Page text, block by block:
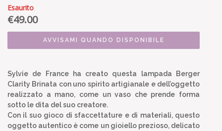
Esaurito
€49.00
AVVISAMI QUANDO DISPONIBILE
Sylvie de France ha creato questa lampada Berger
Clarity Brinata con uno spirito artigianale e dell’oggetto
realizzato a mano, come un vaso che prende forma
sotto le dita del suo creatore.
Con il suo gioco di sfaccettature e di materiali, questo
oggetto autentico è come un gioiello prezioso, delicato